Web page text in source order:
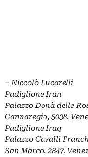
– Niccolò Lucarelli
Padiglione Iran
Palazzo Donà delle
Cannaregio, 5038,
Padiglione Iraq
Palazzo Cavalli
San Marco, 2847,